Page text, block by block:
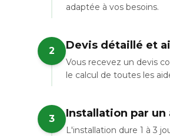
adaptée à vos besoins.
2 Devis détaillé et
Vous recevez un devis
le calcul de toutes les
3 Installation par un
L'installation dure 1 à 3